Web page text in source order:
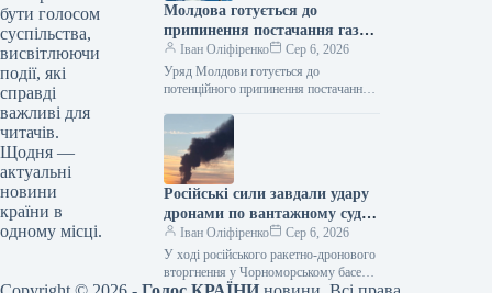
бути голосом
суспільства,
висвітлюючи
події, які
справді
важливі для
читачів.
Щодня —
актуальні
новини
країни в
одному місці.
Молдова готується до
припинення постачання газу
до Придністров’я
Іван Оліфіренко
Сер 6, 2026
Уряд Молдови готується до
потенційного припинення постачання
самопроголошеного Придністров’я.
Про це інформує видання NewsMaker,
посилаючись на Укрінформ.…
Російські сили завдали удару
дронами по вантажному судну
з Німеччини в Чорному морі.
Іван Оліфіренко
Сер 6, 2026
У ході російського ракетно-дронового
вторгнення у Чорноморському басейні